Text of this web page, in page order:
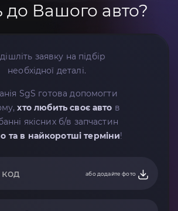
до Вашого авто?
заявку на підбір
необхідної деталі.
SgS готова допомогти
хто любить своє авто в
якісних б/в запчастин
та в найкоротші терміни!
або додайте фото